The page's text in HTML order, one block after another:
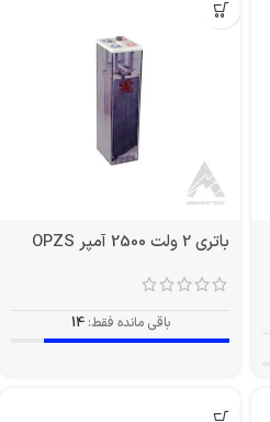
باتری 2 ولت 2500 آمپر OPZS
باقی مانده فقط: 14